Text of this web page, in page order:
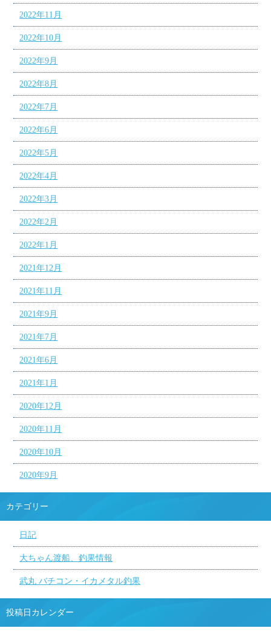
2022年11月
2022年10月
2022年9月
2022年8月
2022年7月
2022年6月
2022年5月
2022年4月
2022年3月
2022年2月
2022年1月
2021年12月
2021年11月
2021年9月
2021年7月
2021年6月
2021年1月
2020年12月
2020年11月
2020年10月
2020年9月
カテゴリー
日記
大ちゃん渡船、釣果情報
武丸 バチコン・イカメタル釣果
投稿日カレンダー